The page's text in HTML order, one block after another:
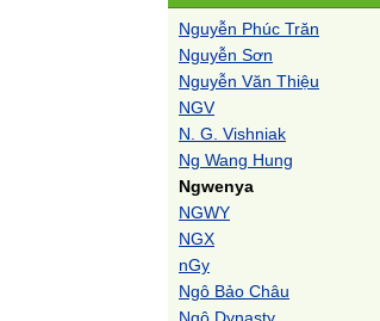
Nguyễn Phúc Trăn
Nguyễn Sơn
Nguyễn Văn Thiệu
NGV
N. G. Vishniak
Ng Wang Hung
Ngwenya
NGWY
NGX
nGy
Ngô Bảo Châu